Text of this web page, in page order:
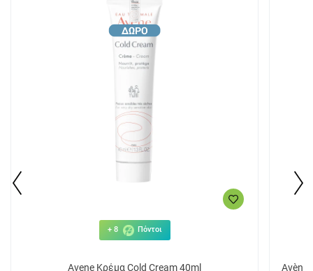
+ 8 Πόντοι
Avene Κρέμα Cold Cream 40ml Avène